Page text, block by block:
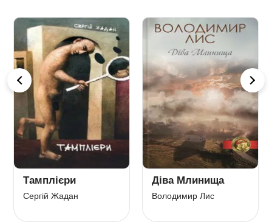
Тамплієри
Сергій Жадан
Діва Млинища
Володимир Лис